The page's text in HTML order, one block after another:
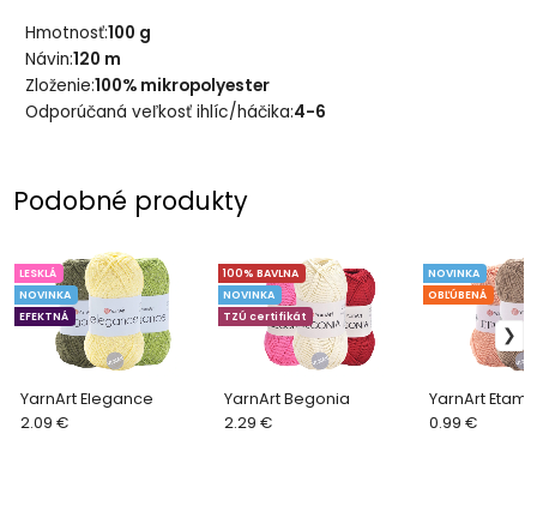
778 škoricová 759 jasná ružová
Hmotnosť:100 g
Návin:120 m
Zloženie:100% mikropolyester
Odporúčaná veľkosť ihlíc/háčika:4-6
Podobné produkty
YarnArt Elegance
LESKLÁ
NOVINKA
EFEKTNÁ
2.09 €
YarnArt Begonia
100% BAVLNA
NOVINKA
TZÚ certifikát
2.29 €
YarnArt
NOVINKA
OBĽÚBENÁ
0.99 €